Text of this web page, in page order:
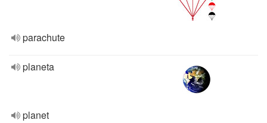
parachute
planeta
planet